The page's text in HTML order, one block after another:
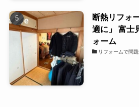
断熱リフォ
適に」 富士
ォーム
リフォームで問